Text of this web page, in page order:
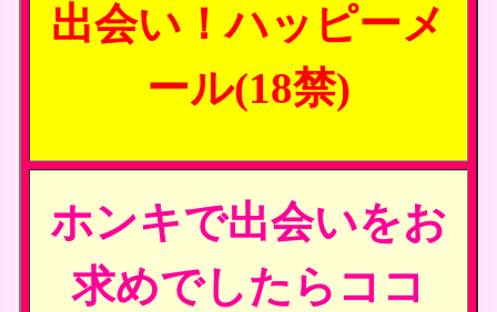
出会い！ハッピーメ
ール(18禁)
ホンキで出会いをお
求めでしたらココ